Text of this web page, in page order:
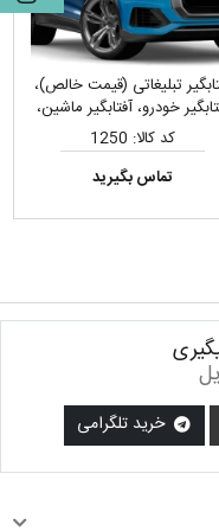
تبلیغاتی (قیمت خالص)،
خودرو، آفتابگیر ماشین،
سایبان خودرو
کد کالا: 1250
تماس بگیرید
خرید تلگرامی